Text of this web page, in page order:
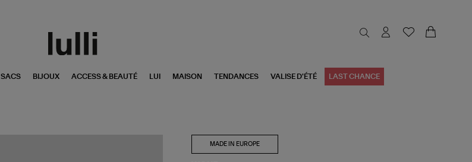
SACS BIJOUX ACCESS & BEAUTÉ LUI MAISON TENDANCES VALISE D'ÉTÉ LAST CHANCE
MADE IN EUROPE